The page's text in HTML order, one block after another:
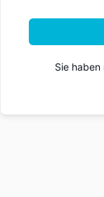
Sie haben